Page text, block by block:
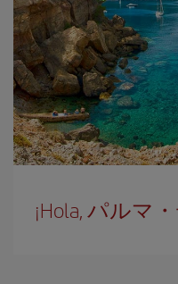
¡Hola, パルマ